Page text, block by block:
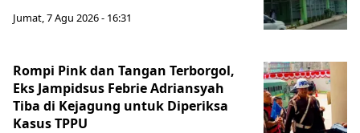
Jumat, 7 Agu 2026 - 16:31
Rompi Pink dan Tangan Terborgol,
Eks Jampidsus Febrie Adriansyah
Tiba di Kejagung untuk Diperiksa
Kasus TPPU